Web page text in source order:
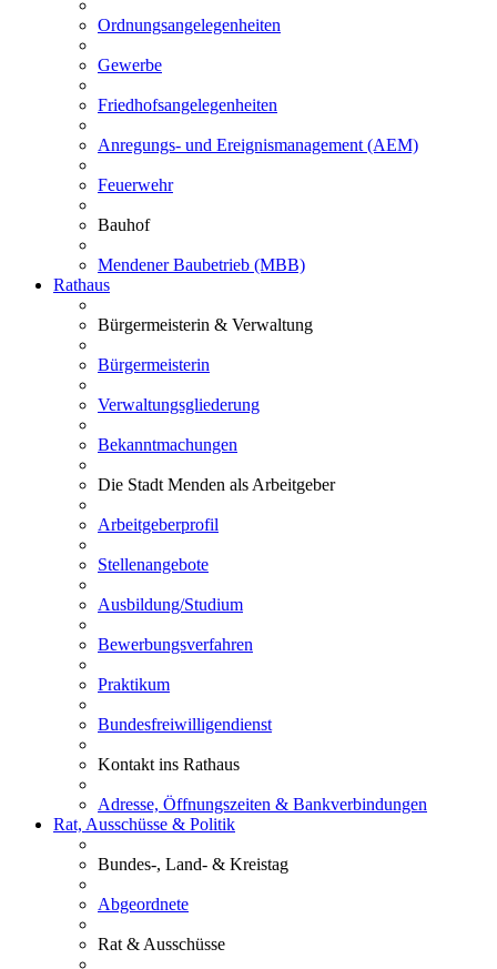
Ordnungsangelegenheiten
Gewerbe
Friedhofsangelegenheiten
Anregungs- und Ereignismanagement (AEM)
Feuerwehr
Bauhof
Mendener Baubetrieb (MBB)
Rathaus
Bürgermeisterin & Verwaltung
Bürgermeisterin
Verwaltungsgliederung
Bekanntmachungen
Die Stadt Menden als Arbeitgeber
Arbeitgeberprofil
Stellenangebote
Ausbildung/Studium
Bewerbungsverfahren
Praktikum
Bundesfreiwilligendienst
Kontakt ins Rathaus
Adresse, Öffnungszeiten & Bankverbindungen
Rat, Ausschüsse & Politik
Bundes-, Land- & Kreistag
Abgeordnete
Rat & Ausschüsse